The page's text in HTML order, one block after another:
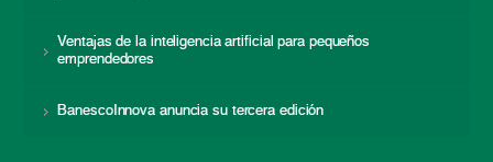
Ventajas de la inteligencia artificial para pequeños
emprendedores
BanescoInnova anuncia su tercera edición